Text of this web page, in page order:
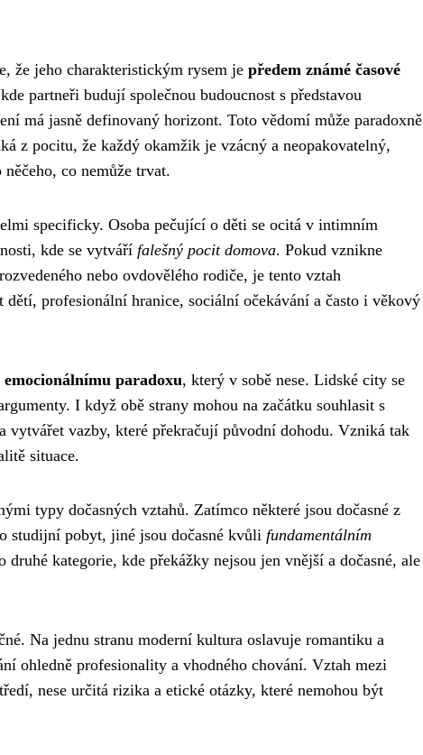
že jeho charakteristickým rysem je předem známé časové
partneři budují společnou budoucnost s představou
má jasně definovaný horizont. Toto vědomí může paradoxně
z pocitu, že každý okamžik je vzácný a neopakovatelný,
co nemůže trvat.
specificky. Osoba pečující o děti se ocitá v intimním
kde se vytváří falešný pocit domova. Pokud vznikne
nebo ovdovělého rodiče, je tento vztah
profesionální hranice, sociální očekávání a často i věkový
emocionálnímu paradoxu, který v sobě nese. Lidské city se
I když obě strany mohou na začátku souhlasit s
vytvářet vazby, které překračují původní dohodu. Vzniká tak
situace.
typy dočasných vztahů. Zatímco některé jsou dočasné z
studijní pobyt, jiné jsou dočasné kvůli fundamentálním
druhé kategorie, kde překážky nejsou jen vnější a dočasné, ale
Na jednu stranu moderní kultura oslavuje romantiku a
ohledně profesionality a vhodného chování. Vztah mezi
nese určitá rizika a etické otázky, které nemohou být